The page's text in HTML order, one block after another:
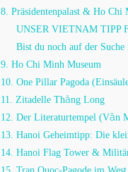
8. Präsidentenpalast & Ho Chi
UNSER VIETNAM TIPP
Bist du noch auf der
9. Ho Chi Minh Museum
10. One Pillar Pagoda
11. Zitadelle Thăng Long
12. Der Literaturtempel (Văn
13. Hanoi Geheimtipp: Die
14. Hanoi Flag Tower &